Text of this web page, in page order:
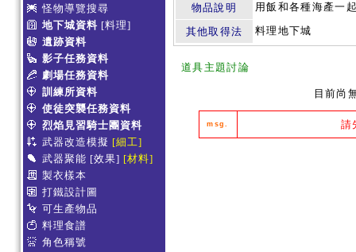
怪物導覽搜尋
地下城資料 [料理]
遺跡資料
影子任務資料
劇場任務資料
訓練所資料
使徒突襲任務資料
烈焰見習騎士團資料
武器改造模擬 [細工]
武器聚能 [效果] [材料]
製衣樣本
打鐵設計圖
可生產物品
料理食譜
角色稱號
物品說明 用飯和各種海產一
其他取得法 料理地下城
道具主題討論
目前尚
msg. 請